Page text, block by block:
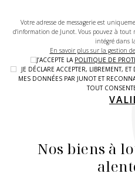
Votre adresse de messagerie est
d'information de Junot. Vous pouvez à
intégré dans
En savoir plus sur la gestion
J’ACCEPTE LA POLITIQUE DE
JE DÉCLARE ACCEPTER, LIBREMENT,
MES DONNÉES PAR JUNOT ET
TOUT
Nos biens à